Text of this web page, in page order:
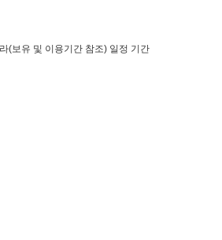
(보유 및 이용기간 참조) 일정 기간